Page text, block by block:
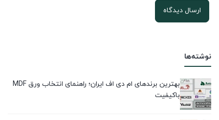
نوشته‌ها
بهترین برندهای ام دی اف ایران؛ راهنمای انتخاب ورق MDF
باکیفیت